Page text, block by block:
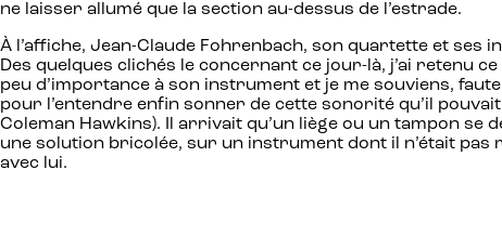
ne laisser allumé que la section au-dessus de l’estrade.
À l’affiche, Jean-Claude Fohrenbach, son quartette et ses
Des quelques clichés le concernant ce jour-là, j’ai retenu
peu d’importance à son instrument et je me souviens,
pour l’entendre enfin sonner de cette sonorité qu’il
Coleman Hawkins). Il arrivait qu’un liège ou un tampon
une solution bricolée, sur un instrument dont il n’était
avec lui.